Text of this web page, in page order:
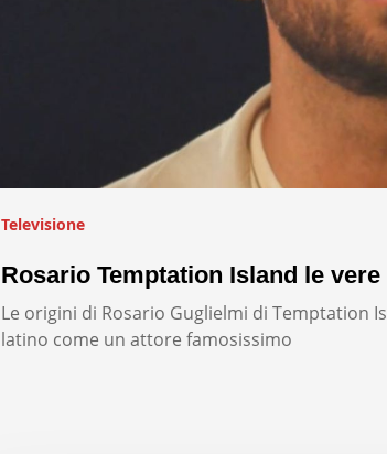
Televisione
Rosario Temptation Island le
Le origini di Rosario Guglielmi di Temptation
latino come un attore famosissimo